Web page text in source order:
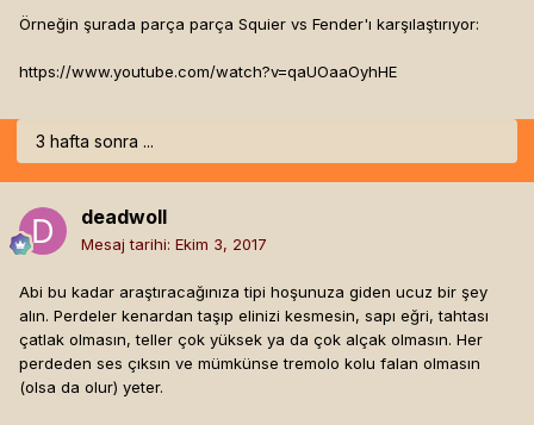
Örneğin şurada parça parça Squier vs Fender'ı karşılaştırıyor:
https://www.youtube.com/watch?v=qaUOaaOyhHE
3 hafta sonra ...
deadwoll
Mesaj tarihi: Ekim 3, 2017
Abi bu kadar araştıracağınıza tipi hoşunuza giden ucuz bir şey
alın. Perdeler kenardan taşıp elinizi kesmesin, sapı eğri, tahtası
çatlak olmasın, teller çok yüksek ya da çok alçak olmasın. Her
perdeden ses çıksın ve mümkünse tremolo kolu falan olmasın
(olsa da olur) yeter.